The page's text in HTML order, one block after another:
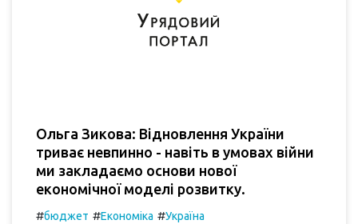
Ольга Зикова: Відновлення України
триває невпинно - навіть в умовах війни
ми закладаємо основи нової
економічної моделі розвитку.
#бюджет #Економіка #Україна